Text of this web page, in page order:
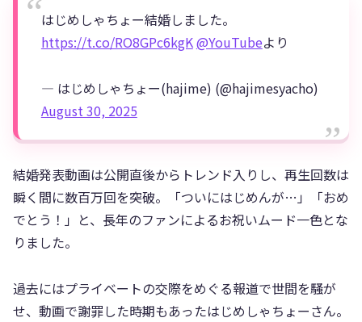
はじめしゃちょー結婚しました。
https://t.co/RO8GPc6kgK@YouTubeより
— はじめしゃちょー(hajime) (@hajimesyacho)
August 30, 2025
結婚発表動画は公開直後からトレンド入りし、再生回数は
瞬く間に数百万回を突破。「ついにはじめんが…」「おめ
でとう！」と、長年のファンによるお祝いムード一色とな
りました。
過去にはプライベートの交際をめぐる報道で世間を騒が
せ、動画で謝罪した時期もあったはじめしゃちょーさん。